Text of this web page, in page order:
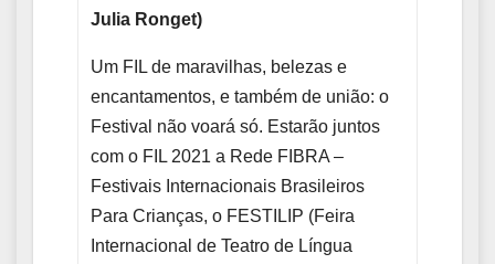
Julia Ronget)
Um FIL de maravilhas, belezas e
encantamentos, e também de união: o
Festival não voará só. Estarão juntos
com o FIL 2021 a Rede FIBRA –
Festivais Internacionais Brasileiros
Para Crianças, o FESTILIP (Feira
Internacional de Teatro de Língua